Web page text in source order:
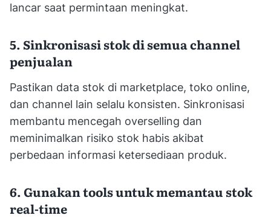
lancar saat permintaan meningkat.
5. Sinkronisasi stok di semua channel
penjualan
Pastikan data stok di marketplace, toko online,
dan channel lain selalu konsisten. Sinkronisasi
membantu mencegah overselling dan
meminimalkan risiko stok habis akibat
perbedaan informasi ketersediaan produk.
6. Gunakan tools untuk memantau stok
real-time